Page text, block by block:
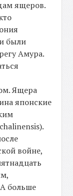
ящеров.
были
Амура.
Ящера
японские
войне,
больше